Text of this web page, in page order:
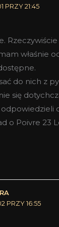
PRZY 21:45
właśnie
do nich z
się
o Poivre 23
PRZY 16:55